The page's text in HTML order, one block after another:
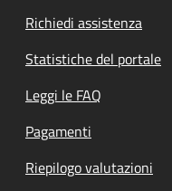
Richiedi assistenza
Statistiche del portale
Leggi le FAQ
Pagamenti
Riepilogo valutazioni